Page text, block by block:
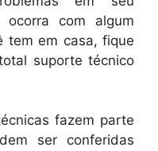
ocorra com algum
tem em casa, fique
suporte técnico
fazem parte
ser conferidas